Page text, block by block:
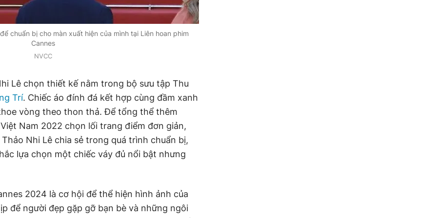
chuẩn bị cho màn xuất hiện của mình tại Liên hoan phim
Cannes
NVCC
Lê chọn thiết kế nằm trong bộ sưu tập Thu
Trí. Chiếc áo đính đá kết hợp cùng đầm xanh
vòng theo thon thả. Để tổng thể thêm
Nam 2022 chọn lối trang điểm đơn giản,
Nhi Lê chia sẻ trong quá trình chuẩn bị,
lựa chọn một chiếc váy đủ nổi bật nhưng
2024 là cơ hội để thể hiện hình ảnh của
để người đẹp gặp gỡ bạn bè và những ngôi